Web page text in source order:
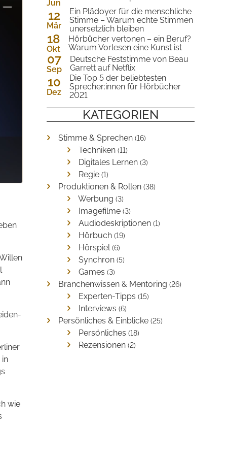
in
wie
Jun
2023
12
Mär
2023
Ein Plädoyer für die menschliche
Stimme – Warum echte Stimmen
unersetzlich bleiben
18
Okt
2022
Hörbücher vertonen – ein Beruf?
Warum Vorlesen eine Kunst ist
07
Sep
2022
Deutsche Feststimme von Beau
Garrett auf Netflix
10
Dez
2021
Die Top 5 der beliebtesten
Sprecher:innen für Hörbücher
2021
KATEGORIEN
Stimme & Sprechen (16)
Techniken (11)
Digitales Lernen (3)
Regie (1)
Produktionen & Rollen (38)
Werbung (3)
Imagefilme (3)
Audiodeskriptionen (1)
Hörbuch (19)
Hörspiel (6)
Synchron (5)
Games (3)
Branchenwissen & Mentoring (26)
Experten-Tipps (15)
Interviews (6)
Persönliches & Einblicke (25)
Persönliches (18)
Rezensionen (2)